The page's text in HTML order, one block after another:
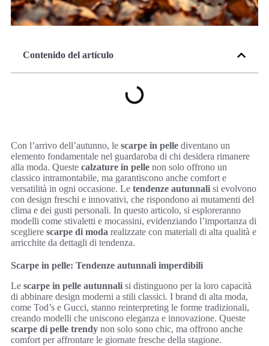
Contenido del artículo
Con l’arrivo dell’autunno, le scarpe in pelle diventano un
elemento fondamentale nel guardaroba di chi desidera rimanere
alla moda. Queste calzature in pelle non solo offrono un
classico intramontabile, ma garantiscono anche comfort e
versatilità in ogni occasione. Le tendenze autunnali si evolvono
con design freschi e innovativi, che rispondono ai mutamenti del
clima e dei gusti personali. In questo articolo, si esploreranno
modelli come stivaletti e mocassini, evidenziando l’importanza di
scegliere scarpe di moda realizzate con materiali di alta qualità e
arricchite da dettagli di tendenza.
Scarpe in pelle: Tendenze autunnali imperdibili
Le scarpe in pelle autunnali si distinguono per la loro capacità
di abbinare design moderni a stili classici. I brand di alta moda,
come Tod’s e Gucci, stanno reinterpreting le forme tradizionali,
creando modelli che uniscono eleganza e innovazione. Queste
scarpe di pelle trendy non solo sono chic, ma offrono anche
comfort per affrontare le giornate fresche della stagione.